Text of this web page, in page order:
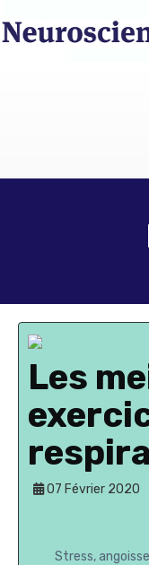
Les
07 Février 2020
Stress,